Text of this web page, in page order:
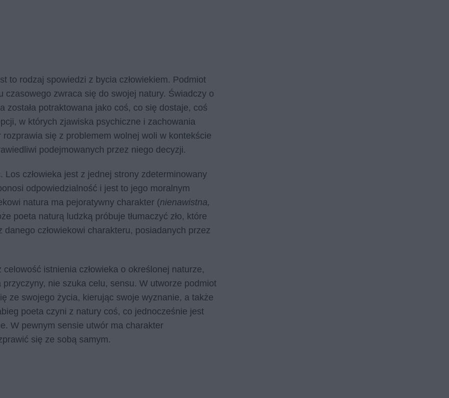
to rodzaj spowiedzi z bycia człowiekiem. Podmiot
zwraca się do swojej natury. Świadczy o
została potraktowana jako coś, co się dostaje, coś
w których zjawiska psychiczne i zachowania
się z problemem wolnej woli w kontekście
podejmowanych przez niego decyzji.
człowieka jest z jednej strony zdeterminowany
odpowiedzialność i jest to jego moralnym
natura ma pejoratywny charakter (nienawistna,
poeta naturą ludzką próbuje tłumaczyć zło, które
człowiekowi charakteru, posiadanych przez
istnienia człowieka o określonej naturze,
przyczyny, nie szuka celu, sensu. W utworze podmiot
ze swojego życia, kierując swoje wyznanie, a także
poeta czyni z natury coś, co jednocześnie jest
W pewnym sensie utwór ma charakter
się ze sobą samym.